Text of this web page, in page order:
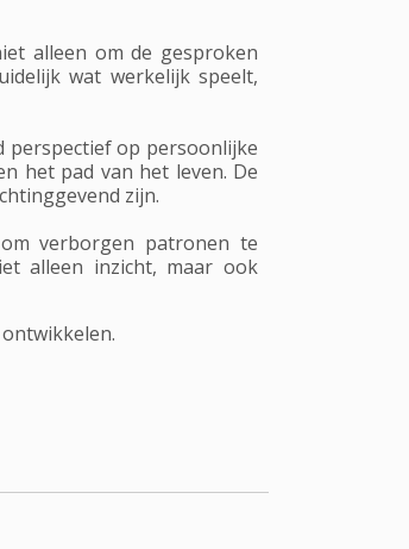
alleen om de gesproken
wat werkelijk speelt,
perspectief op persoonlijke
het pad van het leven. De
zijn.
verborgen patronen te
alleen inzicht, maar ook